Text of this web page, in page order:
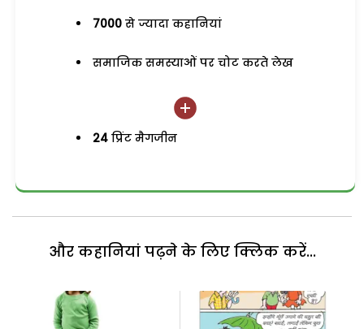
7000 से ज्यादा कहानियां
समाजिक समस्याओं पर चोट करते लेख
24 प्रिंट मैगजीन
और कहानियां पढ़ने के लिए क्लिक करें...